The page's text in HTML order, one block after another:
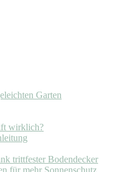
Garten
wirklich?
trittfester Bodendecker
für mehr Sonnenschutz